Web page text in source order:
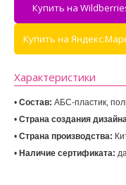
Купить на
Купить на
Характеристики
• Состав: АБС-пластик,
• Страна создания
• Страна производства:
• Наличие сертификата: